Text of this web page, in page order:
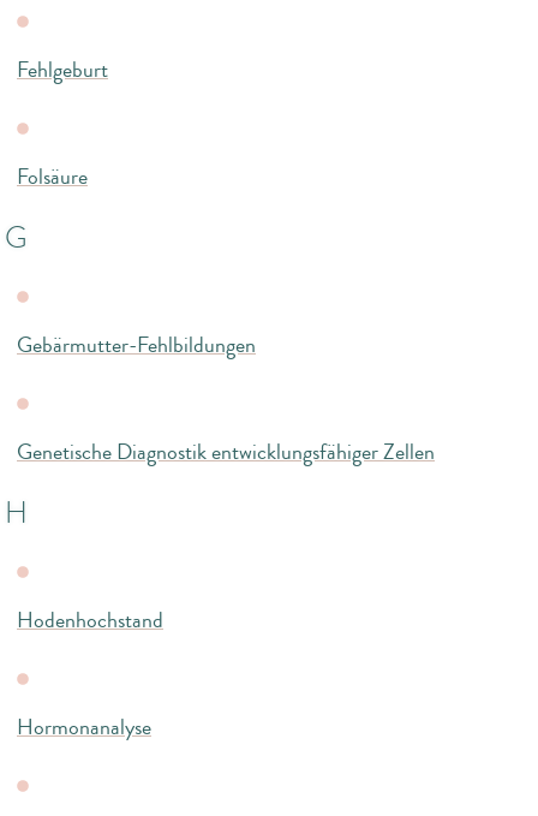
Fehlgeburt
Folsäure
G
Gebärmutter-Fehlbildungen
Genetische Diagnostik entwicklungsfähiger Zellen
H
Hodenhochstand
Hormonanalyse